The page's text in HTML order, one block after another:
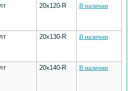
20х120-R В наличии
20х130-R В наличии
20х140-R В наличии